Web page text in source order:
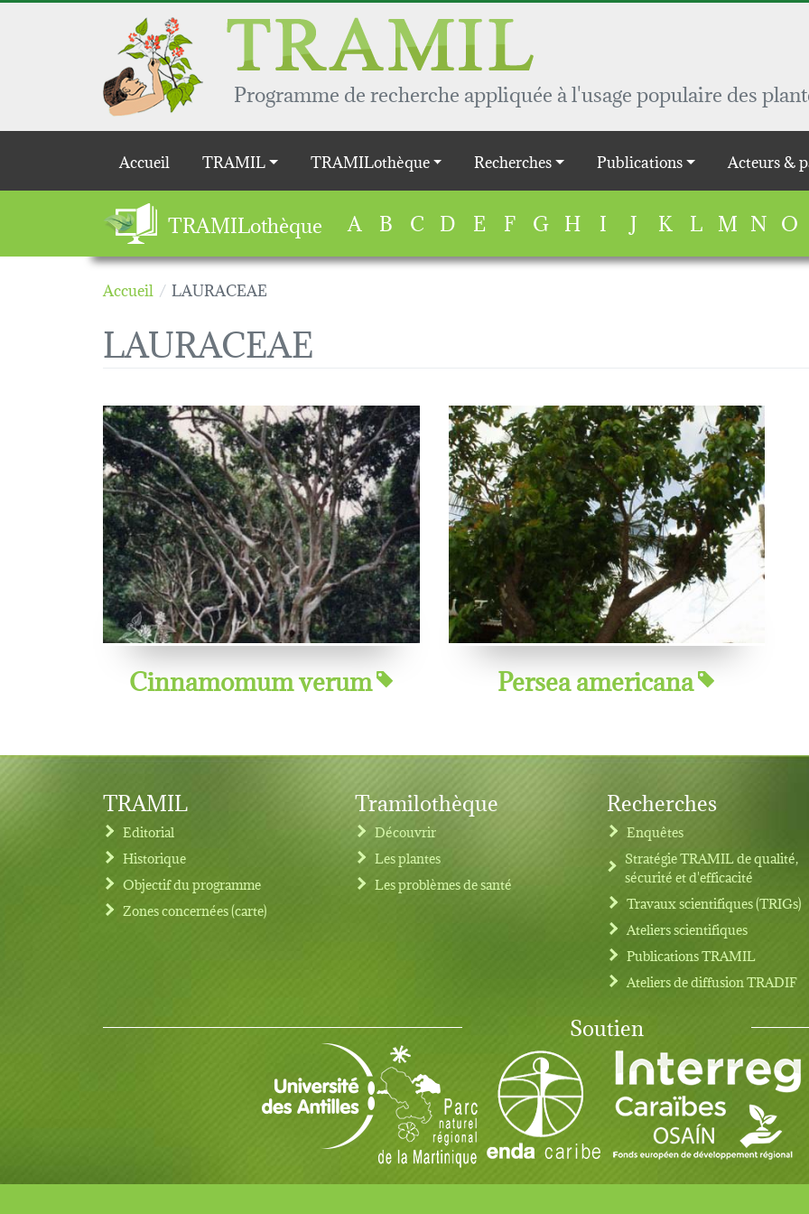
Aller au contenu principal
Programme de recherche appliquée à l'usage populaire des
Main navigation
Accueil TRAMIL TRAMILothèque Recherches Publications Acteurs &
TRAMILothèque A B C D E F G H I J K L M N O
Accueil LAURACEAE
LAURACEAE
Cinnamomum verum Persea americana
Footer menu
TRAMIL
Editorial
Historique
Objectif du programme
Zones concernées (carte)
Tramilothèque
Découvrir
Les plantes
Les problèmes de santé
Recherches
Enquêtes
Stratégie TRAMIL de qualité,
sécurité et d'efficacité
Travaux scientifiques (TRIGs)
Ateliers scientifiques
Publications TRAMIL
Ateliers de diffusion TRADIF
Soutien